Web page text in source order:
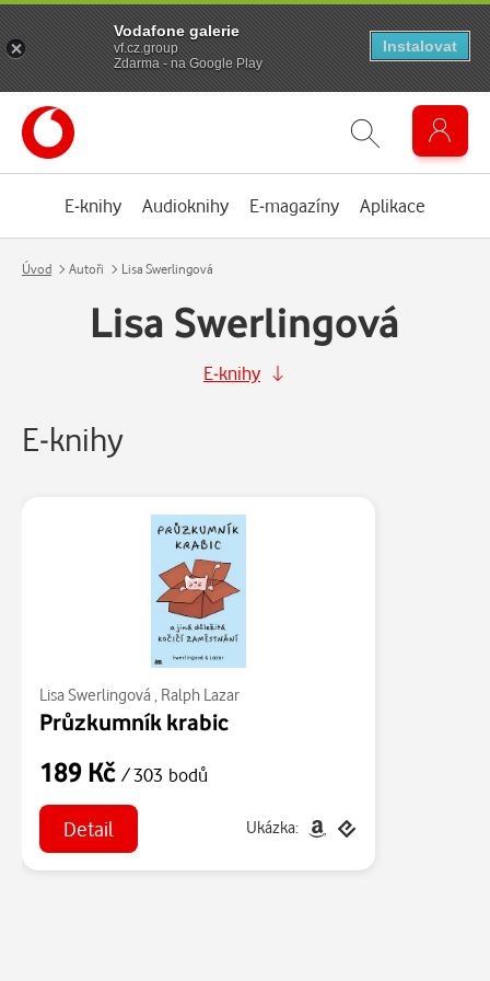
E-knihy Audioknihy E-magazíny Aplikace
Úvod Autoři Lisa Swerlingová
Lisa Swerlingová
E-knihy
E-knihy
Lisa Swerlingová , Ralph Lazar
Průzkumník krabic
189 Kč / 303 bodů
Detail Ukázka:
Vodafone galerie
vf.cz.group
Zdarma - na Google Play
Instalovat